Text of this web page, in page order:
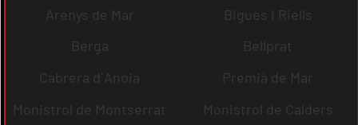
Arenys de Mar
Bigues i Riells
Berga
Bellprat
Cabrera d´Anoia
Premià de Mar
Monistrol de Montserrat
Monistrol de Calders